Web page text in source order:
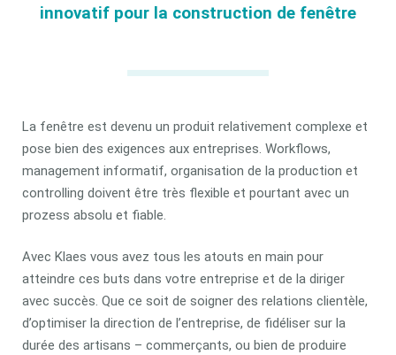
innovatif pour la construction de fenêtre
La fenêtre est devenu un produit relativement complexe et
pose bien des exigences aux entreprises. Workflows,
management informatif, organisation de la production et
controlling doivent être très flexible et pourtant avec un
prozess absolu et fiable.
Avec Klaes vous avez tous les atouts en main pour
atteindre ces buts dans votre entreprise et de la diriger
avec succès. Que ce soit de soigner des relations clientèle,
d’optimiser la direction de l’entreprise, de fidéliser sur la
durée des artisans – commerçants, ou bien de produire